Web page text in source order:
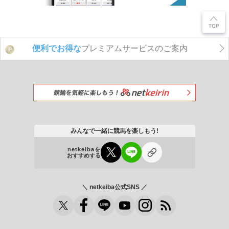
P 便利でお得なプレミアムサービスのご案内
みんなで一緒に競馬を楽しもう!
netkeibaを
おすすめする
＼ netkeiba公式SNS ／